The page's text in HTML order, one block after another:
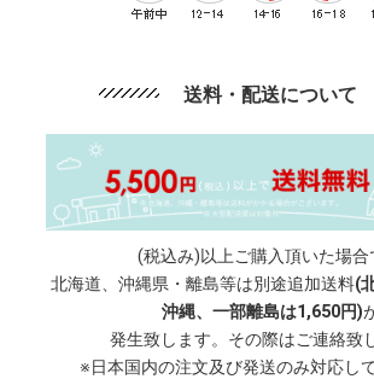
送料・配送について
(税込み)以上ご購入頂いた場合
北海道、沖縄県・離島等は別途追加送料(
沖縄、一部離島は1,650円)
発生致します。その際はご連絡致
※日本国内の注文及び発送のみ対応して